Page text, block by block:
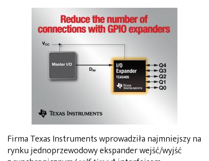
Firma Texas Instruments wprowadziła najmniejszy na
rynku jednoprzewodowy ekspander wejść/wyjść